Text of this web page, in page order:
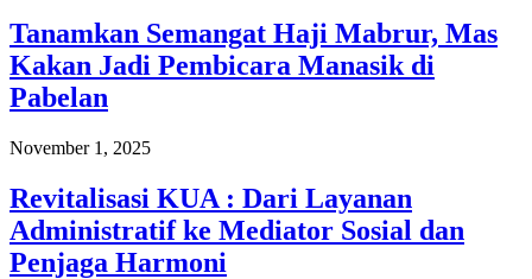
Tanamkan Semangat Haji Mabrur, Mas
Kakan Jadi Pembicara Manasik di
Pabelan
November 1, 2025
Revitalisasi KUA : Dari Layanan
Administratif ke Mediator Sosial dan
Penjaga Harmoni